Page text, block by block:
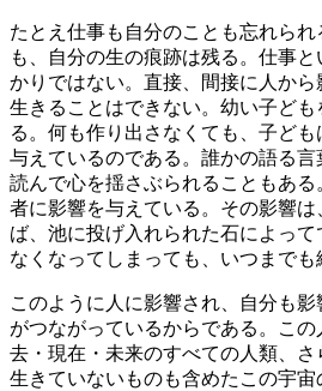
たとえ仕事も自分のことも忘れら
も、自分の生の痕跡は残る。仕事
かりではない。直接、間接に人か
生きることはできない。幼い子ど
る。何も作り出さなくても、子ど
与えているのである。誰かの語る
読んで心を揺さぶられることもあ
者に影響を与えている。その影響
ば、池に投げ入れられた石によって
なくなってしまっても、いつまでも
このように人に影響され、自分も
がつながっているからである。こ
去・現在・未来のすべての人類、
生きていないものも含めたこの宇